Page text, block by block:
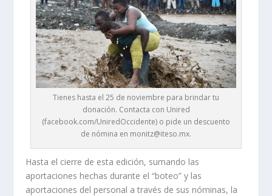
Tienes hasta el 25 de noviembre para brindar tu
donación. Contacta con Unired
(facebook.com/UniredOccidente) o pide un descuento
de nómina en monitz@iteso.mx.
Hasta el cierre de esta edición, sumando las
aportaciones hechas durante el “boteo” y las
aportaciones del personal a través de sus nóminas, la